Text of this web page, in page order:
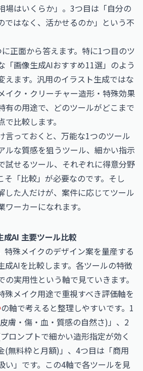
場はいくらか」。3つ目は「自分の
ではなく、活かせるのか」という不
正面から答えます。特に1つ目のツ
「画像生成AIおすすめ11選」のよう
えます。汎用のイラスト生成ではな
イク・クリーチャー造形・特殊効果
有の用途で、どのツールがどこまで
比較します。
言っておくと、万能な1つのツール
ルな質感を狙うツール、細かい指示
試せるツール、それぞれに得意分野
そ「比較」が必要なのです。そし
した人だけが、案件に応じてツール
ーカーになれます。
AI 主要ツール比較
特殊メイクのデザイン案を量産する
成AIを比較します。各ツールの特徴
実用性という軸で見ていきます。
殊メイク用途で重視すべき評価軸を
の軸で考えると整理しやすいです。1
膚・傷・血・質感の自然さ)」、2
ロンプトで細かい造形指定が効く
(無料枠と月額)」、4つ目は「商用
い」です。この4軸で各ツールを見